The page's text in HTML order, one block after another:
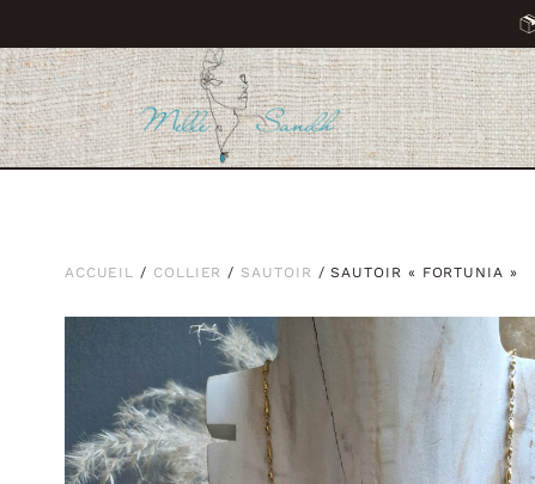
ACCUEIL / COLLIER / SAUTOIR / SAUTOIR « FORTUNIA »